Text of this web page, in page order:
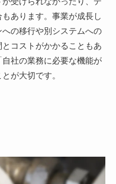
あります。事業が成長し
の移行や別システムへの
コストがかかることもあ
社の業務に必要な機能が
が大切です。